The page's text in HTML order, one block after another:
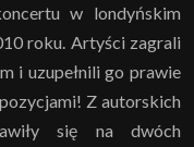
w londyńskim
roku. Artyści zagrali
i uzupełnili go prawie
Z autorskich
się na dwóch